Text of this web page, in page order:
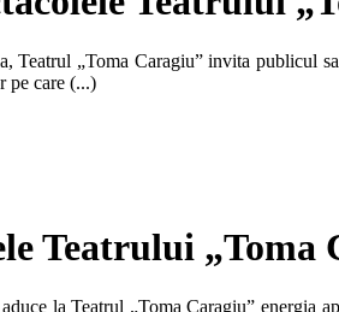
„Toma Caragiu” invita publicul
pe care (...)
Teatrului
la Teatrul „Toma Caragiu” energia